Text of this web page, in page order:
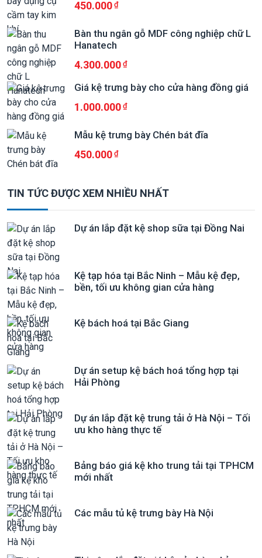
450.000
Bàn thu ngân gỗ MDF công nghiệp chữ L
Hanatech
4.300.000
Giá kệ trưng bày cho cửa hàng đồng giá
1.000.000
Mẫu kệ trưng bày Chén bát đĩa
450.000
TIN TỨC ĐƯỢC XEM NHIỀU NHẤT
Dự án lắp đặt kệ shop sữa tại Đồng Nai
Kệ tạp hóa tại Bắc Ninh – Mẫu kệ đẹp,
bền, tối ưu không gian cửa hàng
Kệ bách hoá tại Bắc Giang
Dự án setup kệ bách hoá tổng hợp tại
Hải Phòng
Dự án lắp đặt kệ trung tải ở Hà Nội – Tối
ưu kho hàng thực tế
Bảng báo giá kệ kho trung tải tại TPHCM
mới nhất
Các mẫu tủ kệ trưng bày Hà Nội